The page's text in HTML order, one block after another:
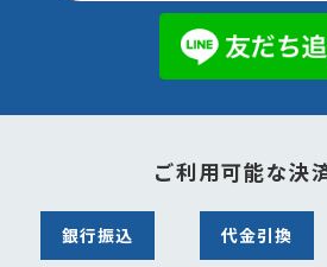
ご利用可能な決
銀行振込 代金引換